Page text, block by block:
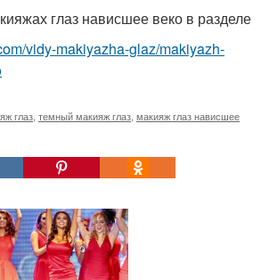
глаз нависшее веко в разделе
vidy-makiyazha-glaz/makiyazh-
глаз, темный макияж глаз, макияж глаз нависшее